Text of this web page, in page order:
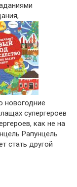
новогодние
как не на
Рапунцель
стать другой